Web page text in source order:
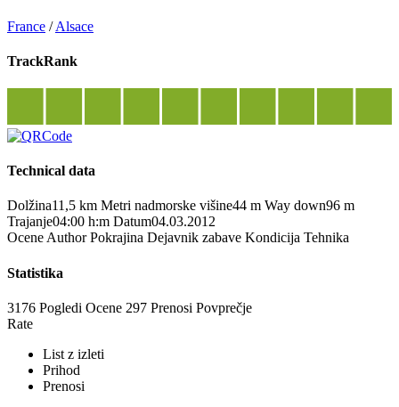
France /Alsace
TrackRank
Technical data
Dolžina11,5 km Metri nadmorske višine44 m Way down96 m
Trajanje04:00 h:m Datum04.03.2012
Ocene Author Pokrajina Dejavnik zabave Kondicija Tehnika
Statistika
3176 Pogledi Ocene 297 Prenosi Povprečje
Rate
List z izleti
Prihod
Prenosi